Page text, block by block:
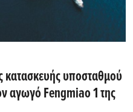
κατασκευής υποσταθμού
αγωγό Fengmiao 1 της